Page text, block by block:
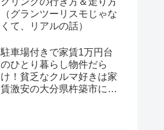
（グランツーリスモじゃな
くて、リアルの話）
駐車場付きで家賃1万円台
のひとり暮らし物件だら
け！貧乏なクルマ好きは家
賃激安の大分県杵築市に引